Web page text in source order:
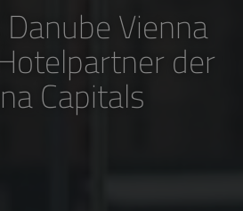
Vienna
der
Capitals